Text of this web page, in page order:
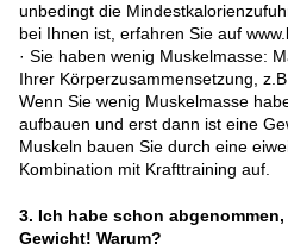
unbedingt die
bei Ihnen ist, erfahren Sie auf
· Sie haben wenig Muskelmasse:
Ihrer Körperzusammensetzung,
Wenn Sie wenig Muskelmasse
aufbauen und erst dann ist eine
Muskeln bauen Sie durch eine
Kombination mit Krafttraining auf.
3. Ich habe schon
Gewicht! Warum?